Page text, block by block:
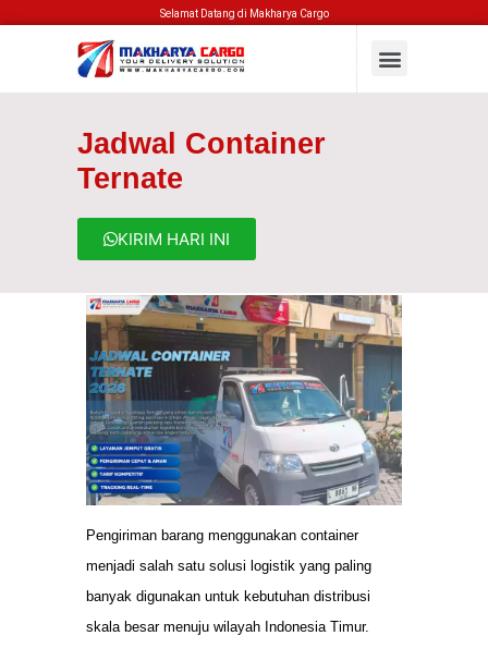
Selamat Datang di Makharya Cargo
Jadwal Container
Ternate
KIRIM HARI INI
Pengiriman barang menggunakan container
menjadi salah satu solusi logistik yang paling
banyak digunakan untuk kebutuhan distribusi
skala besar menuju wilayah Indonesia Timur.